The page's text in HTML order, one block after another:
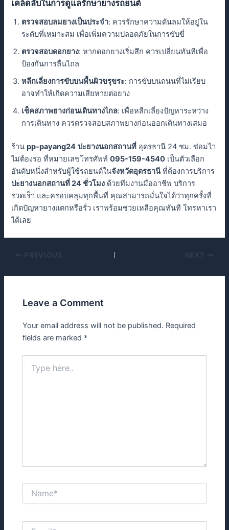
เคล็ดลับในการดูแลรักษายางรถยนต์
ตรวจสอบลมยางเป็นประจำ: ควรรักษาความดันลมให้อยู่ใน
ระดับที่เหมาะสม เพื่อเพิ่มความปลอดภัยในการขับขี่
ตรวจสอบดอกยาง: หากดอกยางเริ่มสึก ควรเปลี่ยนทันทีเพื่อ
ป้องกันการลื่นไถล
หลีกเลี่ยงการขับบนพื้นผิวขรุขระ: การขับบนถนนที่ไม่เรียบ
อาจทำให้เกิดความเสียหายต่อยาง
เช็คสภาพยางก่อนเดินทางไกล: เพื่อหลีกเลี่ยงปัญหาระหว่าง
การเดินทาง ควรตรวจสอบสภาพยางก่อนออกเดินทางเสมอ
ร้านpp-payang24 ปะยางนอกสถานที่ อุดรธานี 24 ชม. ซ่อมไว
ไม่ต้องรอ ที่หมายเลขโทรศัพท์095-159-4540 เป็นตัวเลือก
อันดับหนึ่งสำหรับผู้ใช้รถยนต์ในจังหวัดอุดรธานีที่ต้องการบริการ
ปะยางนอกสถานที่ 24 ชั่วโมง ด้วยทีมงานมืออาชีพ บริการ
รวดเร็ว และครอบคลุมทุกพื้นที่ คุณสามารถมั่นใจได้ว่าทุกครั้งที่
เกิดปัญหายางแตกหรือรั่ว เราพร้อมช่วยเหลือคุณทันที โทรหาเรา
ได้เลย
PREVIOUS NEXT
Leave a Comment
Your email address will not be published. Required
fields are marked *
here..